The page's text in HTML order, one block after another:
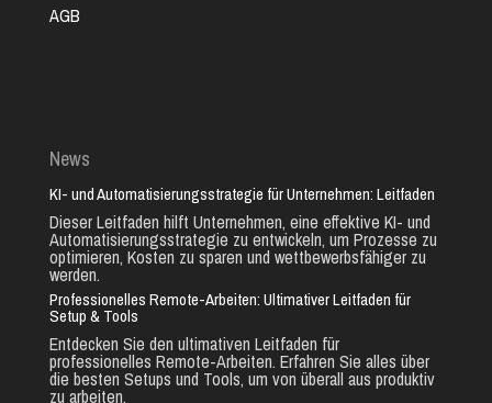
AGB
News
KI- und Automatisierungsstrategie für Unternehmen: Leitfaden
Dieser Leitfaden hilft Unternehmen, eine effektive KI- und
Automatisierungsstrategie zu entwickeln, um Prozesse zu
optimieren, Kosten zu sparen und wettbewerbsfähiger zu
werden.
Professionelles Remote-Arbeiten: Ultimativer Leitfaden für
Setup & Tools
Entdecken Sie den ultimativen Leitfaden für
professionelles Remote-Arbeiten. Erfahren Sie alles über
die besten Setups und Tools, um von überall aus produktiv
zu arbeiten.